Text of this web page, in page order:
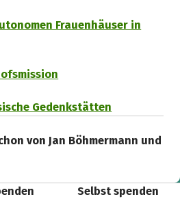
Frauenhäuser in
Gedenkstätten
von Jan Böhmermann und
Selbst spenden